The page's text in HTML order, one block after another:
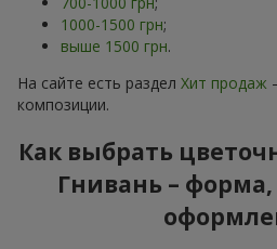
1000-1500 грн;
выше 1500 грн.
На сайте есть раздел Хит продаж
композиции.
Как выбрать
Гнивань –